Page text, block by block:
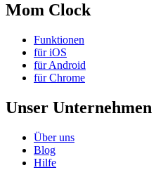
Mom Clock
Funktionen
für iOS
für Android
für Chrome
Unser Unternehmen
Über uns
Blog
Hilfe